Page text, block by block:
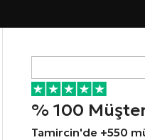
% 100
Tamircin'de +550